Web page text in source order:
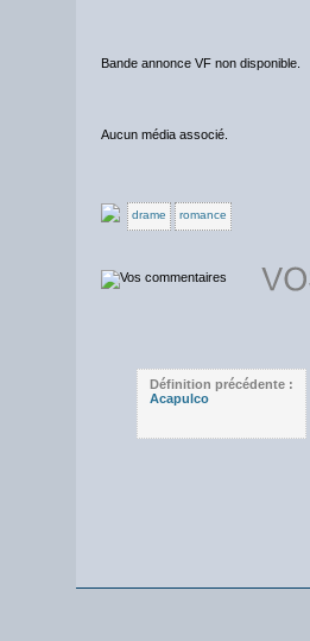
Bande annonce VF non disponible.
Aucun média associé.
drame romance
Définition précédente :
Acapulco